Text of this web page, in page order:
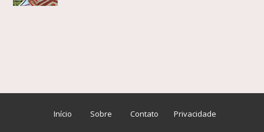
Início Sobre Contato Privacidade